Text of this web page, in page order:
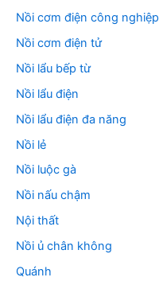
Nồi cơm điện công nghiệp
Nồi cơm điện tử
Nồi lẩu bếp từ
Nồi lẩu điện
Nồi lẩu điện đa năng
Nồi lẻ
Nồi luộc gà
Nồi nấu chậm
Nội thất
Nồi ủ chân không
Quánh